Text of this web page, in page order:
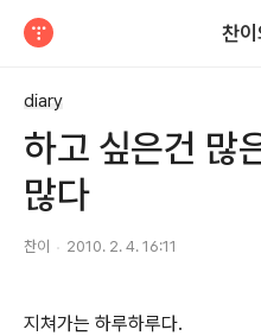
찬이
diary
하고 싶은건 많
많다
찬이 2010. 2. 4. 16:11
지쳐가는 하루하루다.